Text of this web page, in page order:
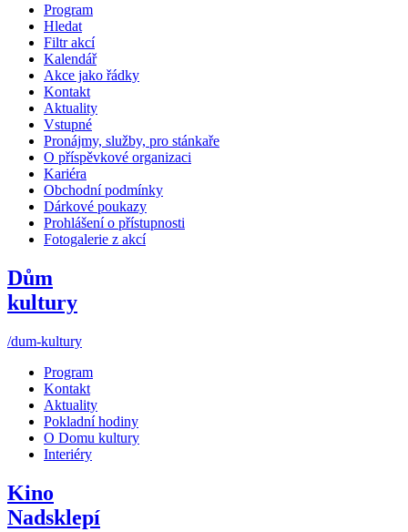
Program
Hledat
Filtr akcí
Kalendář
Akce jako řádky
Kontakt
Aktuality
Vstupné
Pronájmy, služby, pro stánkaře
O příspěvkové organizaci
Kariéra
Obchodní podmínky
Dárkové poukazy
Prohlášení o přístupnosti
Fotogalerie z akcí
Dům
kultury
/dum-kultury
Program
Kontakt
Aktuality
Pokladní hodiny
O Domu kultury
Interiéry
Kino
Nadsklepí